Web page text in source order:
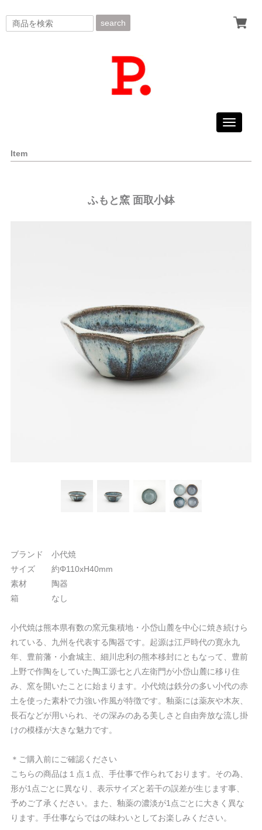
search
Toggle
Item
ふもと窯 面取小鉢
ブランド 小代焼
サイズ 約Φ110xH40mm
素材 陶器
箱 なし
小代焼は熊本県有数の窯元集積地・小岱山麓を中心に焼き続けら
れている、九州を代表する陶器です。起源は江戸時代の寛永九
年、豊前藩・小倉城主、細川忠利の熊本移封にともなって、豊前
上野で作陶をしていた陶工源七と八左衛門が小岱山麓に移り住
み、窯を開いたことに始まります。小代焼は鉄分の多い小代の赤
土を使った素朴で力強い作風が特徴です。釉薬には薬灰や木灰、
長石などが用いられ、その深みのある美しさと自由奔放な流し掛
けの模様が大きな魅力です。
＊ご購入前にご確認ください
こちらの商品は１点１点、手仕事で作られております。その為、
形が1点ごとに異なり、表示サイズと若干の誤差が生じます事、
予めご了承ください。また、釉薬の濃淡が1点ごとに大きく異な
ります。手仕事ならではの味わいとしてお楽しみください。